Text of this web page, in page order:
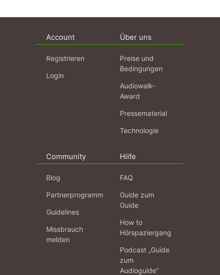
Account
Registrieren
Login
Über uns
Preise und
Bedingungen
Audiowalk-
Award
Pressematerial
Technologie
Community
Blog
Partnerprogramm
Guidelines
Missbrauch
melden
Hilfe
FAQ
Guide zum
Guide
How to
Hörspaziergang
Podcast „Guide
zum
Audioguide“